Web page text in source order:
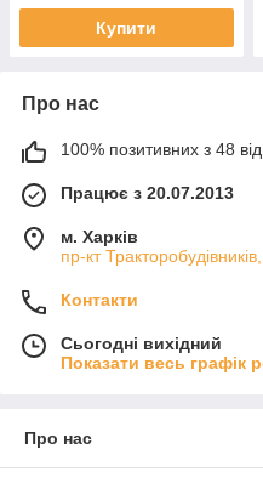
Купити
Про нас
100% позитивних з 48
Працює з 20.07.2013
м. Харків
пр-кт
Контакти
Сьогодні вихідний
Показати весь графік
Про нас